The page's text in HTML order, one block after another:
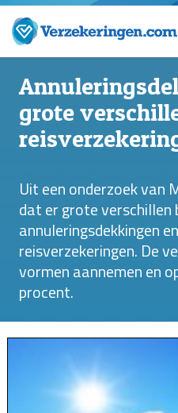
grote
Uit een onderzoek van
dat er grote verschillen
annuleringsdekkingen
reisverzekeringen. De
vormen aannemen en
procent.